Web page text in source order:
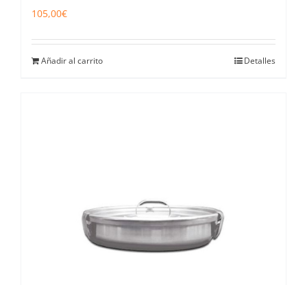
105,00€
Añadir al carrito Detalles